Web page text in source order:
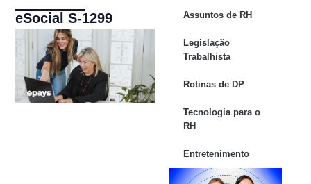
eSocial S-1299 Assuntos de RH
Legislação
Trabalhista
Rotinas de DP
Tecnologia para o
RH
Entretenimento